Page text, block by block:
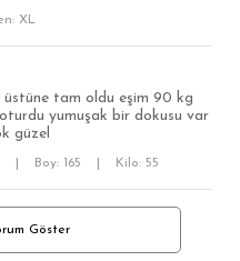
XL
üstüne tam oldu eşim 90 kg
yumuşak bir dokusu var
güzel
Boy: 165 Kilo: 55
Göster